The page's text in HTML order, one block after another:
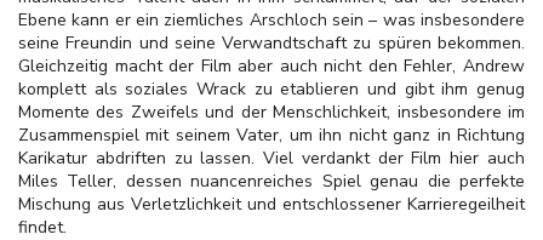
Ebene kann er ein ziemliches Arschloch sein – was insbesondere
seine Freundin und seine Verwandtschaft zu spüren bekommen.
Gleichzeitig macht der Film aber auch nicht den Fehler, Andrew
komplett als soziales Wrack zu etablieren und gibt ihm genug
Momente des Zweifels und der Menschlichkeit, insbesondere im
Zusammenspiel mit seinem Vater, um ihn nicht ganz in Richtung
Karikatur abdriften zu lassen. Viel verdankt der Film hier auch
Miles Teller, dessen nuancenreiches Spiel genau die perfekte
Mischung aus Verletzlichkeit und entschlossener Karrieregeilheit
findet.